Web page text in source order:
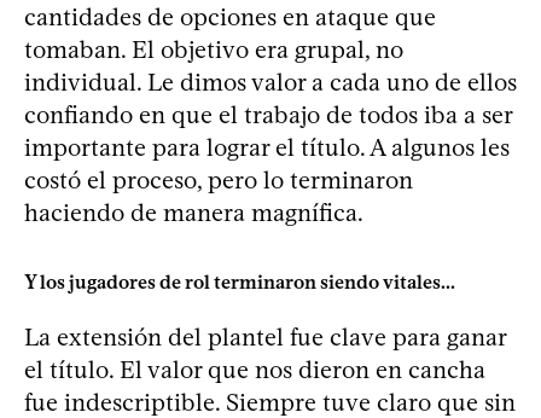
cantidades de opciones en ataque que
tomaban. El objetivo era grupal, no
individual. Le dimos valor a cada uno de ellos
confiando en que el trabajo de todos iba a ser
importante para lograr el título. A algunos les
costó el proceso, pero lo terminaron
haciendo de manera magnífica.
Y los jugadores de rol terminaron siendo vitales...
La extensión del plantel fue clave para ganar
el título. El valor que nos dieron en cancha
fue indescriptible. Siempre tuve claro que sin